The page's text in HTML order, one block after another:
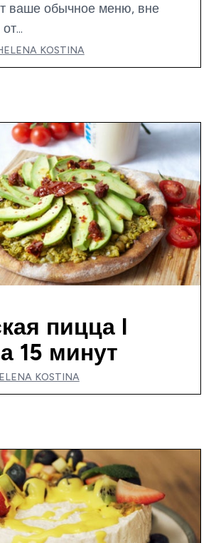
ваше обычное меню, вне
KOSTINA
пицца I
15 минут
KOSTINA